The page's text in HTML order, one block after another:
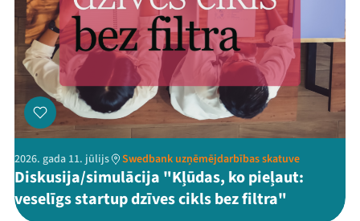
2026. gada 11. jūlijs Swedbank uzņēmējdarbības skatuve
Diskusija/simulācija "Kļūdas, ko pieļaut:
veselīgs startup dzīves cikls bez filtra"